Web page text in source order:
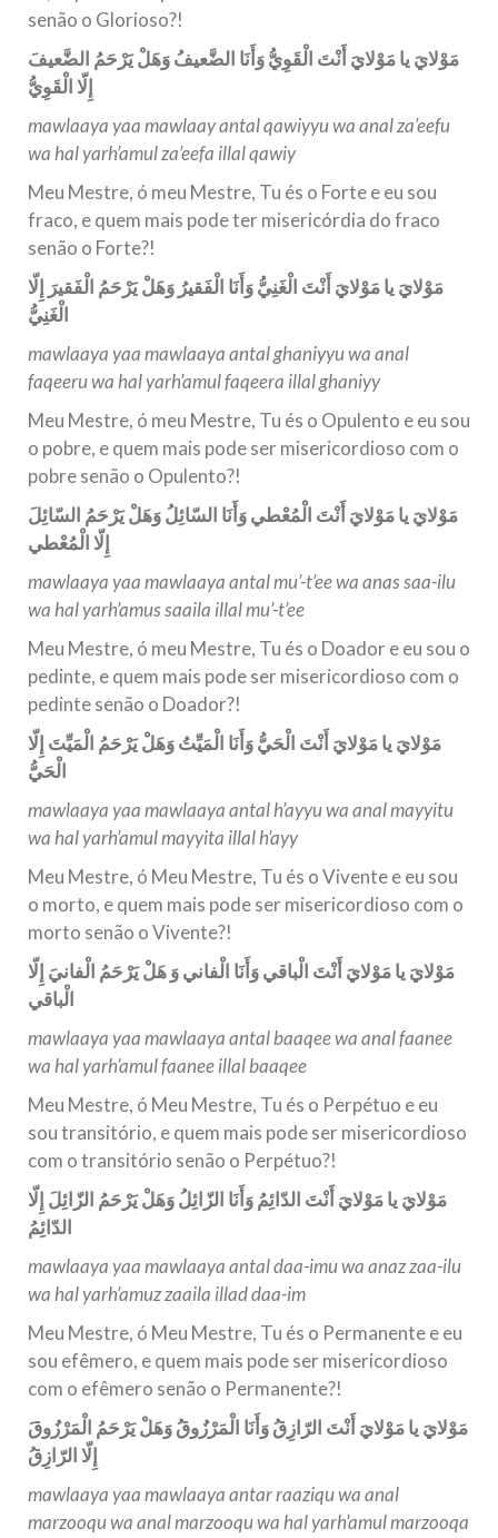
senão o Glorioso?!
مَوْلايَ يا مَوْلايَ أَنْتَ الْقَوِيُّ وَأَنَا الضَّعيفُ وَهَلْ يَرْحَمُ الضَّعيفَ
إِلّا الْقَوِيُّ
mawlaaya yaa mawlaay antal qawiyyu wa anal za’eefu
wa hal yarh’amul za’eefa illal qawiy
Meu Mestre, ó meu Mestre, Tu és o Forte e eu sou
fraco, e quem mais pode ter misericórdia do fraco
senão o Forte?!
مَوْلايَ يا مَوْلايَ أَنْتَ الْغَنِيُّ وَأَنَا الْفَقيرُ وَهَلْ يَرْحَمُ الْفَقيرَ إِلّا
الْغَنِيُّ
mawlaaya yaa mawlaaya antal ghaniyyu wa anal
faqeeru wa hal yarh’amul faqeera illal ghaniyy
Meu Mestre, ó meu Mestre, Tu és o Opulento e eu sou
o pobre, e quem mais pode ser misericordioso com o
pobre senão o Opulento?!
مَوْلايَ يا مَوْلايَ أَنْتَ الْمُعْطي وَأَنَا السّائِلُ وَهَلْ يَرْحَمُ السّائِلَ
إِلّا الْمُعْطي
mawlaaya yaa mawlaaya antal mu’-t’ee wa anas saa-ilu
wa hal yarh’amus saaila illal mu’-t’ee
Meu Mestre, ó meu Mestre, Tu és o Doador e eu sou o
pedinte, e quem mais pode ser misericordioso com o
pedinte senão o Doador?!
مَوْلايَ يا مَوْلايَ أَنْتَ الْحَيُّ وَأَنَا الْمَيِّتُ وَهَلْ يَرْحَمُ الْمَيِّتَ إِلّا
الْحَيُّ
mawlaaya yaa mawlaaya antal h’ayyu wa anal mayyitu
wa hal yarh’amul mayyita illal h’ayy
Meu Mestre, ó Meu Mestre, Tu és o Vivente e eu sou
o morto, e quem mais pode ser misericordioso com o
morto senão o Vivente?!
مَوْلايَ يا مَوْلايَ أَنْتَ الْباقي وَأَنَا الْفاني وَ هَلْ يَرْحَمُ الْفانيَ إِلّا
الْباقي
mawlaaya yaa mawlaaya antal baaqee wa anal faanee
wa hal yarh’amul faanee illal baaqee
Meu Mestre, ó Meu Mestre, Tu és o Perpétuo e eu
sou transitório, e quem mais pode ser misericordioso
com o transitório senão o Perpétuo?!
مَوْلايَ يا مَوْلايَ أَنْتَ الدّائِمُ وَأَنَا الزّائِلُ وَهَلْ يَرْحَمُ الزّائِلَ إِلّا
الدّائِمُ
mawlaaya yaa mawlaaya antal daa-imu wa anaz zaa-ilu
wa hal yarh’amuz zaaila illad daa-im
Meu Mestre, ó Meu Mestre, Tu és o Permanente e eu
sou efêmero, e quem mais pode ser misericordioso
com o efêmero senão o Permanente?!
مَوْلايَ يا مَوْلايَ أَنْتَ الرّازِقُ وَأَنَا الْمَرْزُوقُ وَهَلْ يَرْحَمُ الْمَرْزُوقَ
إِلّا الرّازِقُ
mawlaaya yaa mawlaaya antar raaziqu wa anal
marzooqu wa anal marzooqu wa hal yarh’amul marzooqa